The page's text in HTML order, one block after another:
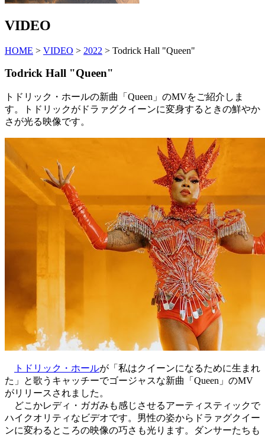
VIDEO
HOME > VIDEO > 2022 > Todrick Hall "Queen"
Todrick Hall "Queen"
トドリック・ホールの新曲「Queen」のMVをご紹介しま
す。トドリックがドラァグクイーンに変身するときの鮮やか
さが光る映像です。
トドリック・ホールが「私はクイーンになるために生まれ
た」と歌うキャッチーでゴージャスな新曲「Queen」のMV
がリリースされました。
どこかレディ・ガガみも感じさせるアーティスティックで
ハイクオリティなビデオです。男性の姿からドラァグクイー
ンに変わるところの映像の巧さも光ります。ダンサーたちも